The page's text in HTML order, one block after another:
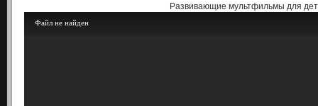
Развивающие мультфильмы для
Файл не найден